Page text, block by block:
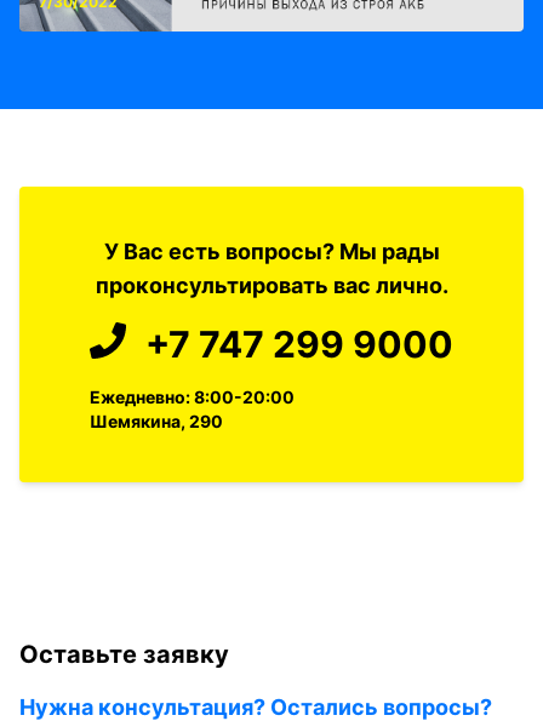
У Вас есть вопросы? Мы рады
проконсультировать вас лично.
+7 747 299 9000
Ежедневно: 8:00-20:00
Шемякина, 290
Оставьте заявку
Нужна консультация? Остались вопросы?